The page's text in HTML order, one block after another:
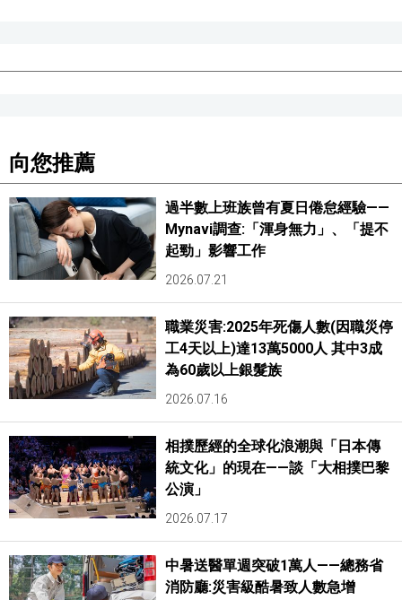
工作勞動
語言
東京
編輯部通知
向您推薦
過半數上班族曾有夏日倦怠經驗——
Mynavi調查:「渾身無力」、「提不
起勁」影響工作
2026.07.21
職業災害:2025年死傷人數(因職災停
工4天以上)達13萬5000人 其中3成
為60歲以上銀髮族
2026.07.16
相撲歷經的全球化浪潮與「日本傳
統文化」的現在——談「大相撲巴黎
公演」
2026.07.17
中暑送醫單週突破1萬人——總務省
消防廳:災害級酷暑致人數急增